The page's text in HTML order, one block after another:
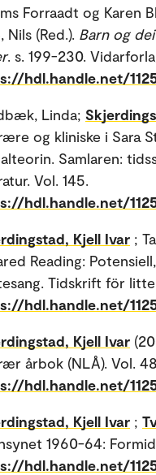
Forraadt og Karen
Nils (Red.). Barn og
. s. 199-230.
hdl.handle.net/
Linda;
og kliniske i Sara
Samlaren:
Vol. 145.
hdl.handle.net/
Kjell Ivar ;
Reading:
Tidskrift för
hdl.handle.net/
Kjell Ivar
årbok (NLÅ). Vol.
hdl.handle.net/
Kjell Ivar ;
1960-64:
hdl.handle.net/